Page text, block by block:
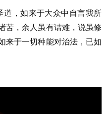
道，如来于大众中自言我所
苦，余人虽有诘难，说虽修
来于一切种能对治法，已如